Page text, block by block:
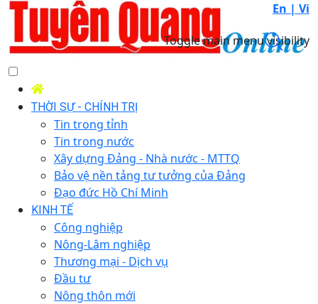
En | Vi
Toggle main menu visibility
THỜI SỰ - CHÍNH TRỊ
Tin trong tỉnh
Tin trong nước
Xây dựng Đảng - Nhà nước - MTTQ
Bảo vệ nền tảng tư tưởng của Đảng
Đạo đức Hồ Chí Minh
KINH TẾ
Công nghiệp
Nông-Lâm nghiệp
Thương mại - Dịch vụ
Đầu tư
Nông thôn mới